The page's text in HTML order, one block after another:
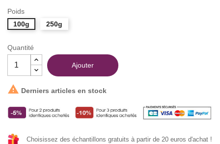
Poids
100g
250g
Quantité
Ajouter
 Derniers articles en stock
Choisissez des échantillons gratuits à partir de 20 euros d'achat !